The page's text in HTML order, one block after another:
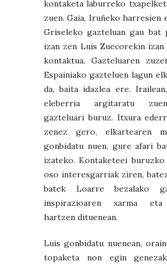
kontaketa laburreko
zuen. Gaia, Iruñeko harresien
Griseleko gazteluan gau bat
izan zen Luis Zuecorekin izan
kontaktua. Gazteluaren
Espainiako gazteluen lagun
da, baita idazlea ere.
eleberria argitaratu
gazteluari buruz. Itxura
zenez gero, elkartearen
gonbidatu nuen, gure afari
izateko. Kontaketeei
oso interesgarriak ziren,
batek Loarre bezalako
inspirazioaren xarma eta
hartzen dituenean.
Luis gonbidatu nuenean,
topaketa non egin